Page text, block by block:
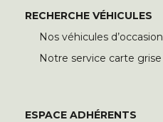
RECHERCHE VÉHICULES
Nos véhicules d’occasion
Notre service carte grise
ESPACE ADHÉRENTS